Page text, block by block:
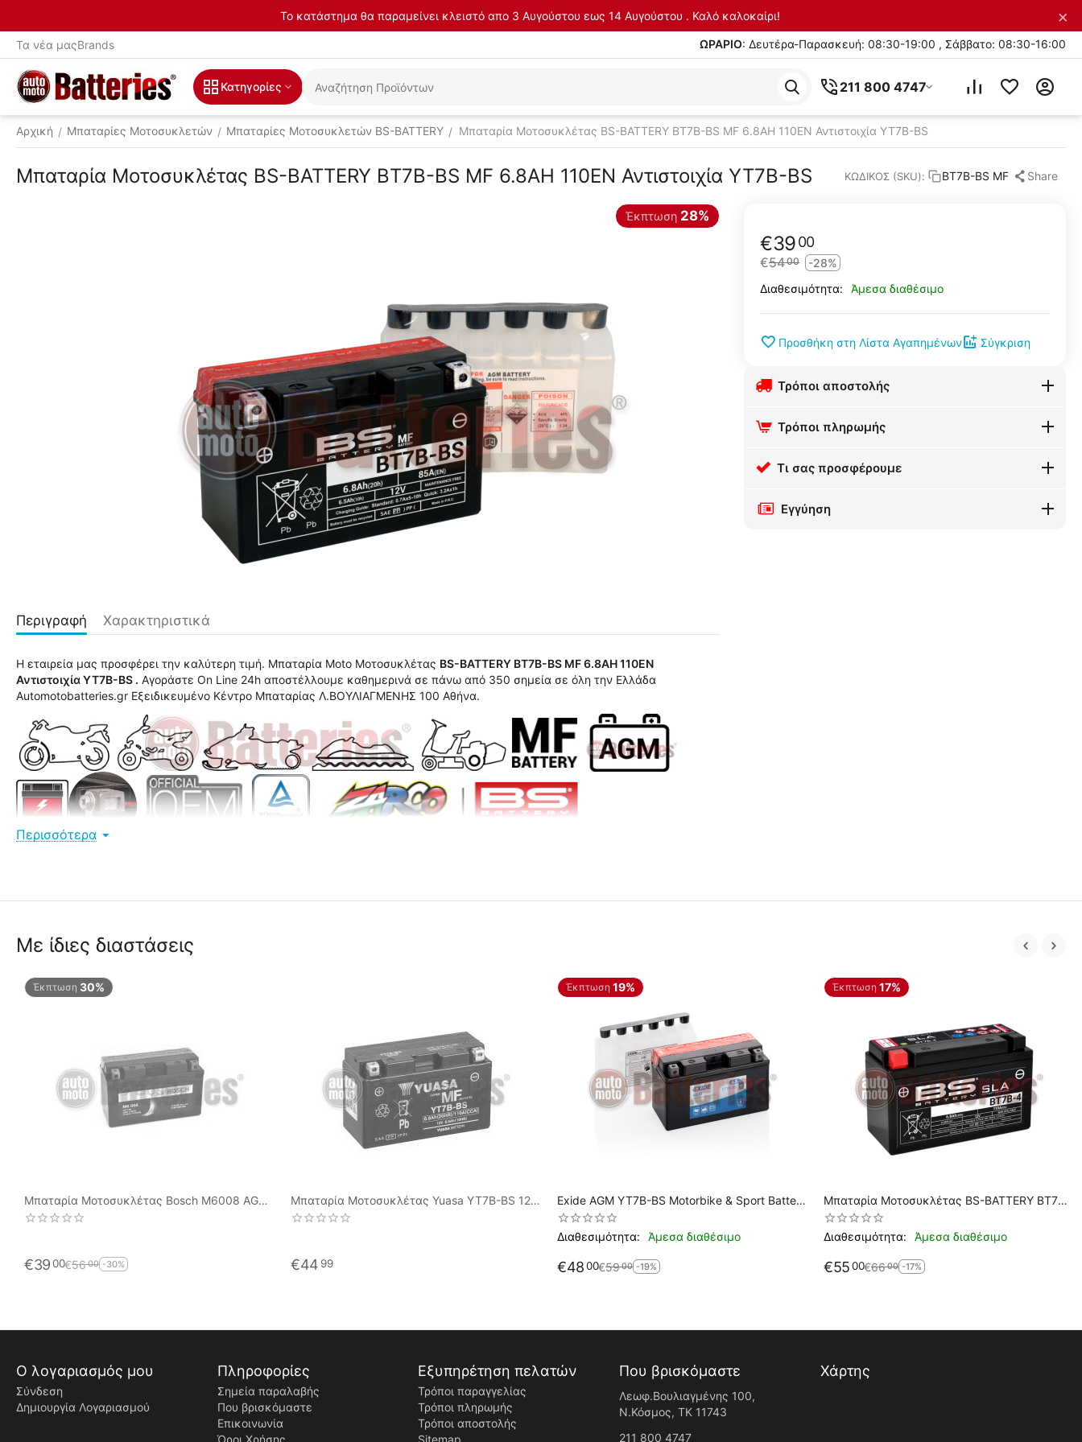
Το κατάστημα θα παραμείνει κλειστό απο 3 Αυγούστου εως 14 Αυγούστου . Καλό καλοκαίρι! ×
Τα νέα μαςBrands ΩΡΑΡΙΟ: Δευτέρα-Παρασκευή: 08:30-19:00 , Σάββατο: 08:30-16:00
Κατηγορίες 211 800 4747
Αρχική / Μπαταρίες Μοτοσυκλετών / Μπαταρίες Μοτοσυκλετών BS-BATTERY / Μπαταρία Μοτοσυκλέτας BS-BATTERY BT7B-BS MF 6.8AH 110EN Αντιστοιχία YT7B-BS
Μπαταρία Μοτοσυκλέτας BS-BATTERY BT7B-BS MF 6.8AH 110EN Αντιστοιχία YT7B-BS ΚΩΔΙΚΟΣ (SKU): BT7B-BS MF Share
€3900
€5400
-28%
Διαθεσιμότητα:
Άμεσα διαθέσιμο
Προσθήκη στη Λίστα Αγαπημένων Σύγκριση
Τρόποι αποστολής
Τρόποι πληρωμής
Τι σας προσφέρουμε
Εγγύηση
Έκπτωση 28%
Περιγραφή Χαρακτηριστικά
Η εταιρεία μας προσφέρει την καλύτερη τιμή. Μπαταρία Moto Μοτοσυκλέτας BS-BATTERY BT7B-BS MF 6.8AH 110EN
Αντιστοιχία YT7B-BS . Αγοράστε On Line 24h αποστέλλουμε καθημερινά σε πάνω από 350 σημεία σε όλη την Ελλάδα
Automotobatteries.gr Eξειδικευμένο Κέντρο Μπαταρίας Λ.ΒΟΥΛΙΑΓΜΕΝΗΣ 100 Αθήνα.
Περισσότερα
Με ίδιες διαστάσεις
Έκπτωση 30%
Μπαταρία Μοτοσυκλέτας Bosch M6008 AGM
YT7B-BS 12V 7AH 120EN
€3900€5600 -30%
Μπαταρία Μοτοσυκλέτας Yuasa YT7B-BS 12V
6.8AH 110CCA
€44 99
Έκπτωση 19%
Exide AGM YT7B-BS Motorbike & Sport Battery
ET7B-BS
Διαθεσιμότητα:
Άμεσα διαθέσιμο
€4800€5900 -19%
Έκπτωση 17%
Μπαταρία Μοτοσυκλέτας BS-BATTERY BT7B-
4 SLA 6.8AH 110EN Αντιστοιχία YT7B-BS-
GT7B-4
Διαθεσιμότητα: Άμεσα διαθέσιμο
€5500€6600 -17%
Ο λογαριασμός μου
Σύνδεση
Δημιουργία Λογαριασμού
Πληροφορίες
Σημεία παραλαβής
Που βρισκόμαστε
Επικοινωνία
Όροι Χρήσης
Εξυπηρέτηση πελατών
Τρόποι παραγγελίας
Τρόποι πληρωμής
Τρόποι αποστολής
Sitemap
Που βρισκόμαστε
Λεωφ.Βουλιαγμένης 100,
Ν.Κόσμος, ΤK 11743
211 800 4747
Χάρτης